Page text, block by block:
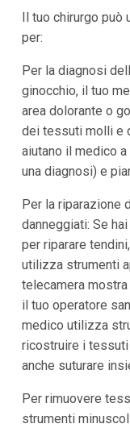
Il tuo chirurgo può
per:
Per la diagnosi
ginocchio, il tuo
area dolorante o
dei tessuti molli e
aiutano il medico
una diagnosi) e
Per la riparazione
danneggiati: Se
per riparare
utilizza strumenti
telecamera
il tuo operatore
medico utilizza
ricostruire i
anche suturare
Per rimuovere
strumenti